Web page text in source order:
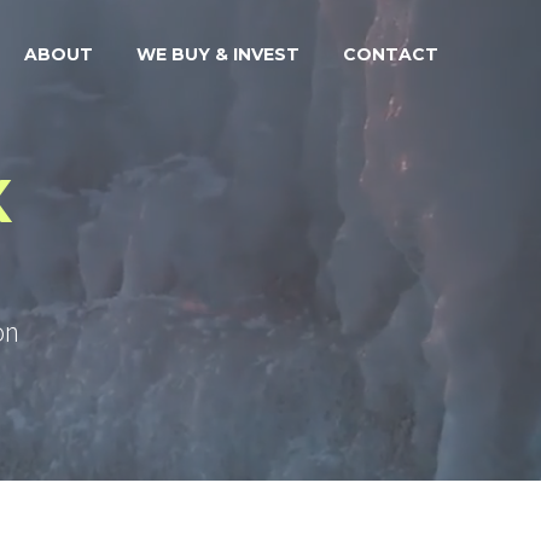
ABOUT WE BUY & INVEST CONTACT